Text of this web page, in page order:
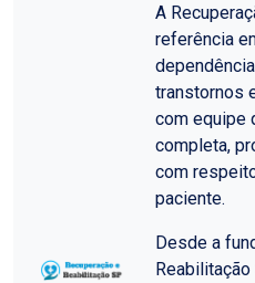
A
referência
transtornos
com equipe
completa,
com
paciente.
Desde a